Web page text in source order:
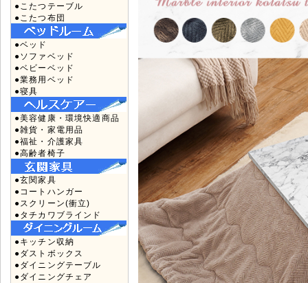
●こたつテーブル
●こたつ布団
●ベッド
●ソファベッド
●ベビーベッド
●業務用ベッド
●寝具
●美容健康・環境快適商品
●雑貨・家電用品
●福祉・介護家具
●高齢者椅子
●玄関家具
●コートハンガー
●スクリーン(衝立)
●タチカワブラインド
●キッチン収納
●ダストボックス
●ダイニングテーブル
●ダイニングチェア